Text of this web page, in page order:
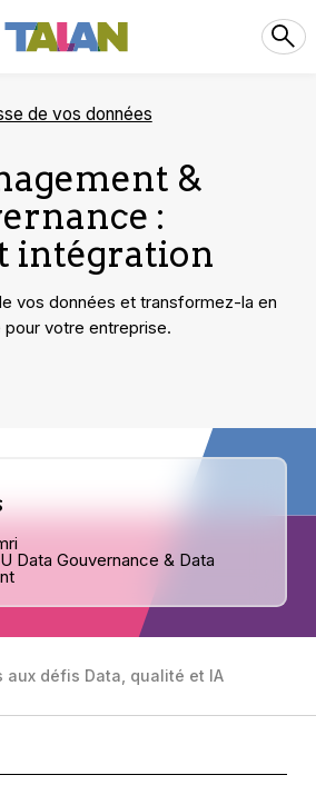
de vos données
&
:
intégration
vos données et transformez-la en
votre entreprise.
Data Gouvernance & Data
aux défis Data, qualité et IA